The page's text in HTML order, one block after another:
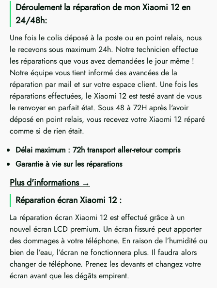
Déroulement la réparation de mon Xiaomi 12 en
24/48h:
Une fois le colis déposé à la poste ou en point relais, nous
le recevons sous maximum 24h. Notre technicien effectue
les réparations que vous avez demandées le jour même !
Notre équipe vous tient informé des avancées de la
réparation par mail et sur votre espace client. Une fois les
réparations effectuées, le Xiaomi 12 est testé avant de vous
le renvoyer en parfait état. Sous 48 à 72H après l'avoir
déposé en point relais, vous recevez votre Xiaomi 12 réparé
comme si de rien était.
Délai maximum : 72h transport aller-retour compris
Garantie à vie sur les réparations
Plus d'informations
Réparation écran Xiaomi 12 :
La réparation écran Xiaomi 12 est effectué grâce à un
nouvel écran LCD premium. Un écran fissuré peut apporter
des dommages à votre téléphone. En raison de l’humidité ou
bien de l’eau, l’écran ne fonctionnera plus. Il faudra alors
changer de téléphone. Prenez les devants et changez votre
écran avant que les dégâts empirent.